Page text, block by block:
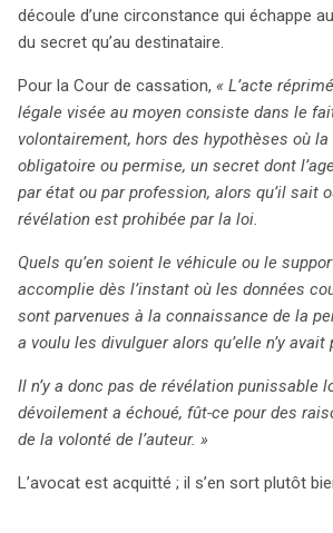
découle d’une circonstance qui échappe
du secret qu’au destinataire.
Pour la Cour de cassation, « L’acte
légale visée au moyen consiste dans le
volontairement, hors des hypothèses où
obligatoire ou permise, un secret dont
par état ou par profession, alors qu’il sait
révélation est prohibée par la loi.
Quels qu’en soient le véhicule ou le
accomplie dès l’instant où les données
sont parvenues à la connaissance de la
a voulu les divulguer alors qu’elle n’y avait
Il n’y a donc pas de révélation punissable
dévoilement a échoué, fût-ce pour des
de la volonté de l’auteur. »
L’avocat est acquitté ; il s’en sort plutôt